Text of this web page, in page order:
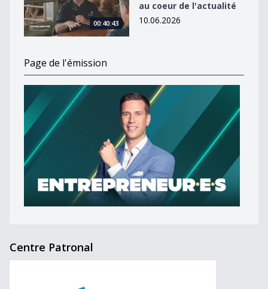
00:40:43
au coeur de l'actualité
10.06.2026
Page de l'émission
Centre Patronal